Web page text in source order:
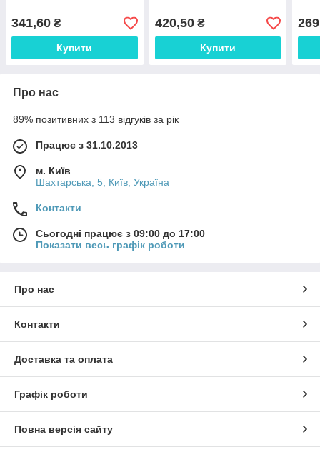
341,60 ₴
Купити
420,50₴
Купити
Про нас
89% позитивних з 113 відгуків за рік
Працює з 31.10.2013
м. Київ
Шахтарська, 5, Київ, Україна
Контакти
Сьогодні працює з 09:00 до 17:00
Показати весь графік роботи
Про нас
Контакти
Доставка та оплата
Графік роботи
Повна версія сайту